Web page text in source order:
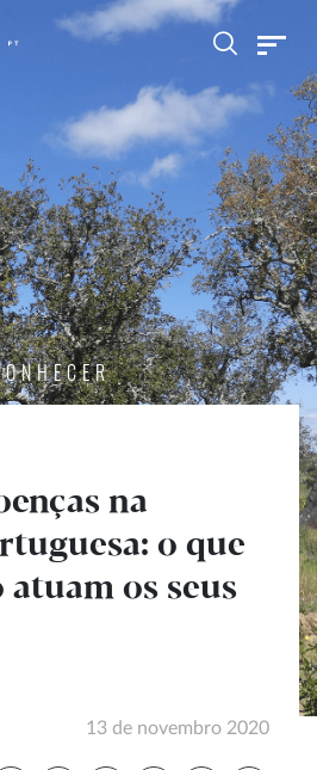
na
o que
atuam os seus
13 de novembro 2020